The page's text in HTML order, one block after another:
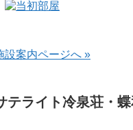
設案内ページへ »
テライト冷泉荘・